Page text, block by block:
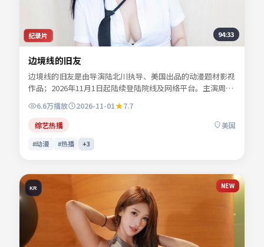
纪录片 94:33
边境线的旧友
边境线的旧友是由导演陆北川执导、美国出品的动漫题材影视
作品；2026年11月1日起陆续登陆院线及网络平台。主演周屿
森、乔叙言、苏念白、谢书砚等共同诠释一段充满转折的人物
命运。故事围绕都市边缘人物的抉择展开，情感真挚而不失悬
念。适合检索「动漫电影」「美国影片」「2026年上映」等
关键词的观众收藏。
6.6万播放 2026-11-01
7.7
综艺热播
美国
#动漫 #热播 +3
KR NEW